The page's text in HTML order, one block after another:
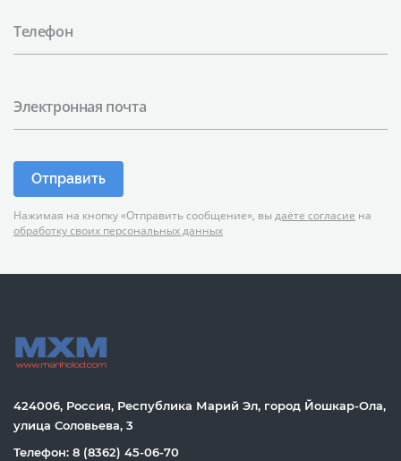
Телефон
Электронная почта
Отправить
Нажимая на кнопку «Отправить сообщение», вы даёте согласие на
обработку своих персональных данных
424006, Россия, Республика Марий Эл, город Йошкар-Ола,
улица Соловьева, 3
Телефон: 8 (8362) 45-06-70